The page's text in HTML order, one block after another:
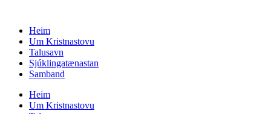
contentHeim
Um Kristnastovu
Talusavn
Sjúklingatænastan
Samband
Heim
Um Kristnastovu